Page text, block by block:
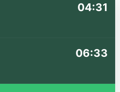
04:31
06:33